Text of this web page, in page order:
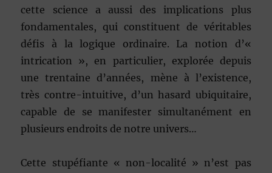
cette science a aussi des implications plus
fondamentales, qui constituent de véritables
défis à la logique ordinaire. La notion d’«
intrication », en particulier, explorée depuis
une trentaine d’années, mène à l’existence,
très contre-intuitive, d’un hasard ubiquitaire,
capable de se manifester simultanément en
plusieurs endroits de notre univers…
Cette stupéfiante « non-localité » n’est pas